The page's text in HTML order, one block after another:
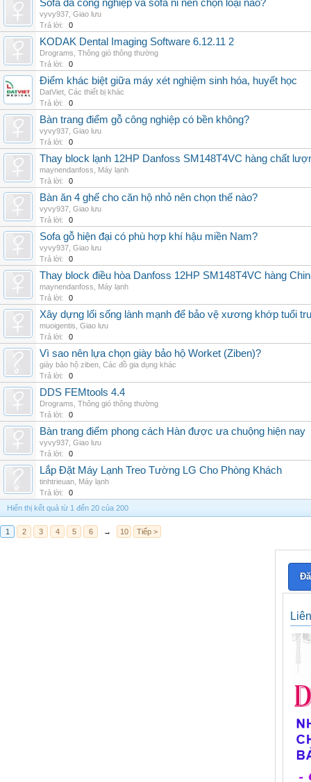
Sofa da công nghiệp và sofa nỉ nên chọn loại nào?
vyvy937 Giao lưu
Trả lời:
0
KODAK Dental Imaging Software 6.12.11 2
Drograms Thông gió thông thường
Trả lời:
0
Điểm khác biệt giữa máy xét nghiệm sinh hóa, huyết học
DatViet Các thiết bị khác
Trả lời:
0
Bàn trang điểm gỗ công nghiệp có bền không?
vyvy937 Giao lưu
Trả lời:
0
Thay block lạnh 12HP Danfoss SM148T4VC hàng chất
maynendanfoss
Máy lạnh
Trả lời:
0
Bàn ăn 4 ghế cho căn hộ nhỏ nên chọn thế nào?
vyvy937 Giao lưu
Trả lời:
0
Sofa gỗ hiện đại có phù hợp khí hậu miền Nam?
vyvy937 Giao lưu
Trả lời:
0
Thay block điều hòa Danfoss 12HP SM148T4VC hàng
maynendanfoss
Máy lạnh
Trả lời:
0
Xây dựng lối sống lành mạnh để bảo vệ xương khớp tuổi
muoigentis Giao lưu
Trả lời:
0
Vì sao nên lựa chọn giày bảo hộ Worket (Ziben)?
giày bảo hộ ziben Các đồ gia dụng khác
Trả lời:
0
DDS FEMtools 4.4
Drograms Thông gió thông thường
Trả lời:
0
Bàn trang điểm phong cách Hàn được ưa chuộng hiện nay
vyvy937 Giao lưu
Trả lời:
0
Lắp Đặt Máy Lạnh Treo Tường LG Cho Phòng Khách
tinhtrieuan Máy lạnh
Trả lời:
0
Hiển thị kết quả từ 1 đến 20 của 200
1 2 3 4 5 6 → 10 Tiếp >